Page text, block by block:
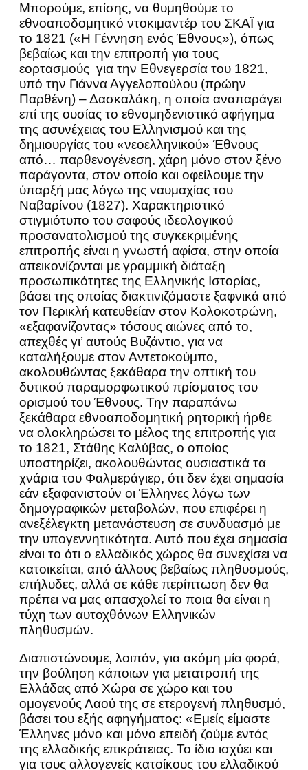
Μπορούμε, επίσης, να θυμηθούμε το
εθνοαποδομητικό ντοκιμαντέρ του ΣΚΑΪ για
το 1821 («Η Γέννηση ενός Έθνους»), όπως
βεβαίως και την επιτροπή για τους
εορτασμούς για την Εθνεγερσία του 1821,
υπό την Γιάννα Αγγελοπούλου (πρώην
Παρθένη) – Δασκαλάκη, η οποία αναπαράγει
επί της ουσίας το εθνομηδενιστικό αφήγημα
της ασυνέχειας του Ελληνισμού και της
δημιουργίας του «νεοελληνικού» Έθνους
από… παρθενογένεση, χάρη μόνο στον ξένο
παράγοντα, στον οποίο και οφείλουμε την
ύπαρξή μας λόγω της ναυμαχίας του
Ναβαρίνου (1827). Χαρακτηριστικό
στιγμιότυπο του σαφούς ιδεολογικού
προσανατολισμού της συγκεκριμένης
επιτροπής είναι η γνωστή αφίσα, στην οποία
απεικονίζονται με γραμμική διάταξη
προσωπικότητες της Ελληνικής Ιστορίας,
βάσει της οποίας διακτινιζόμαστε ξαφνικά από
τον Περικλή κατευθείαν στον Κολοκοτρώνη,
«εξαφανίζοντας» τόσους αιώνες από το,
απεχθές γι’ αυτούς Βυζάντιο, για να
καταλήξουμε στον Αντετοκούμπο,
ακολουθώντας ξεκάθαρα την οπτική του
δυτικού παραμορφωτικού πρίσματος του
ορισμού του Έθνους. Την παραπάνω
ξεκάθαρα εθνοαποδομητική ρητορική ήρθε
να ολοκληρώσει το μέλος της επιτροπής για
το 1821, Στάθης Καλύβας, ο οποίος
υποστηρίζει, ακολουθώντας ουσιαστικά τα
χνάρια του Φαλμεράγιερ, ότι δεν έχει σημασία
εάν εξαφανιστούν οι Έλληνες λόγω των
δημογραφικών μεταβολών, που επιφέρει η
ανεξέλεγκτη μετανάστευση σε συνδυασμό με
την υπογεννητικότητα. Αυτό που έχει σημασία
είναι το ότι ο ελλαδικός χώρος θα συνεχίσει να
κατοικείται, από άλλους βεβαίως πληθυσμούς,
επήλυδες, αλλά σε κάθε περίπτωση δεν θα
πρέπει να μας απασχολεί το ποια θα είναι η
τύχη των αυτοχθόνων Ελληνικών
πληθυσμών.
Διαπιστώνουμε, λοιπόν, για ακόμη μία φορά,
την βούληση κάποιων για μετατροπή της
Ελλάδας από Χώρα σε χώρο και του
ομογενούς Λαού της σε ετερογενή πληθυσμό,
βάσει του εξής αφηγήματος: «Εμείς είμαστε
Έλληνες μόνο και μόνο επειδή ζούμε εντός
της ελλαδικής επικράτειας. Το ίδιο ισχύει και
για τους αλλογενείς κατοίκους του ελλαδικού